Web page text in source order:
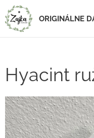
ORIGINÁLNE
Hyacint